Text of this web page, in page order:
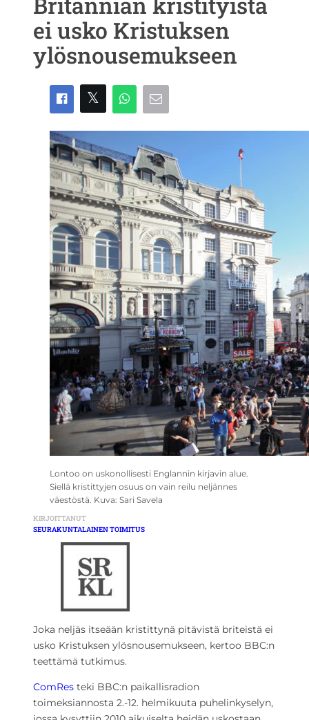
ei usko Kristuksen
ylösnousemukseen
Lontoo on uskonollisesti Englannin kirjavin alue.
Siellä kristittyjen osuus on vain reilu neljännes
väestöstä. Kuva: Sari Savela
KIRJOITTANUT
SEURAKUNTALAINEN TOIMITUS
Joka neljäs itseään kristittynä pitävistä briteistä ei
usko Kristuksen ylösnousemukseen, kertoo BBC:n
teettämä tutkimus.
ComRes teki BBC:n paikallisradion
toimeksiannosta 2.-12. helmikuuta puhelinkyselyn,